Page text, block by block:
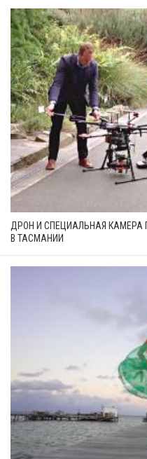
ДРОН И СПЕЦИАЛЬНАЯ КАМЕРА
В ТАСМАНИИ